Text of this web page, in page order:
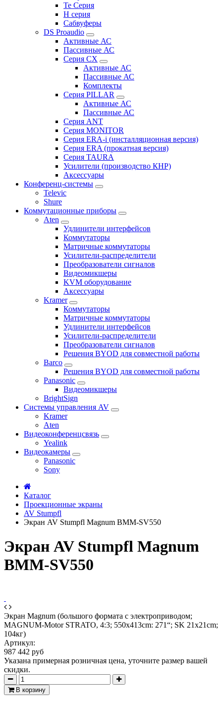
Te Серия
H серия
Сабвуферы
DS Proaudio
Активные АС
Пассивные АС
Серия CX
Активные АС
Пассивные АС
Комплекты
Серия PILLAR
Активные АС
Пассивные АС
Серия ANT
Серия MONITOR
Серия ERA-i (инсталляционная версия)
Серия ERA (прокатная версия)
Серия TAURA
Усилители (производство КНР)
Аксессуары
Конференц-системы
Televic
Shure
Коммутационные приборы
Aten
Удлинители интерфейсов
Коммутаторы
Матричные коммутаторы
Усилители-распределители
Преобразователи сигналов
Видеомикшеры
KVM оборудование
Аксессуары
Kramer
Коммутаторы
Матричные коммутаторы
Удлинители интерфейсов
Усилители-распределители
Преобразователи сигналов
Решения BYOD для совместной работы
Barco
Решения BYOD для совместной работы
Panasonic
Видеомикшеры
BrightSign
Системы управления AV
Kramer
Aten
Видеоконференцсвязь
Yealink
Видеокамеры
Panasonic
Sony
Каталог
Проекционные экраны
AV Stumpfl
Экран AV Stumpfl Magnum BMM-SV550
Экран AV Stumpfl Magnum
BMM-SV550
Экран Magnum (большого формата с электроприводом;
MAGNUM-Motor STRATO, 4:3; 550x413cm: 271“; SK 21x21cm;
104кг)
Артикул:
987 442 руб
Указана примерная розничная цена, уточните размер вашей
скидки.
В корзину